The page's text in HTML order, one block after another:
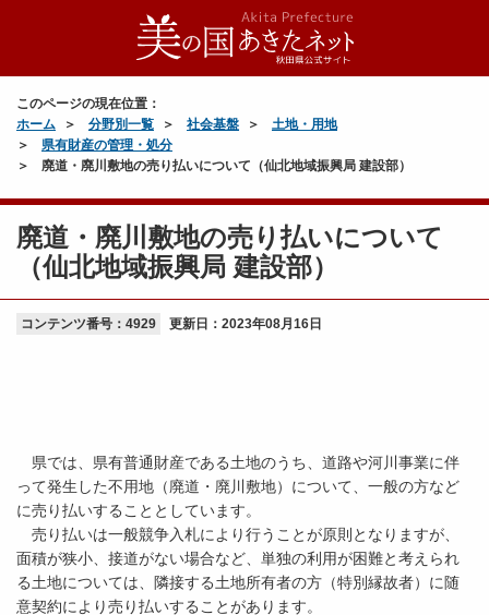
このページの現在位置：
ホーム
分野別一覧 社会基盤
土地・用地
県有財産の管理・処分
廃道・廃川敷地の売り払いについて（仙北地域振興局 建設部）
廃道・廃川敷地の売り払いについて
（仙北地域振興局 建設部）
コンテンツ番号：4929 更新日： 2023年08月16日
県では、県有普通財産である土地のうち、道路や河川事業に伴
って発生した不用地（廃道・廃川敷地）について、一般の方など
に売り払いすることとしています。
売り払いは一般競争入札により行うことが原則となりますが、
面積が狭小、接道がない場合など、単独の利用が困難と考えられ
る土地については、隣接する土地所有者の方（特別縁故者）に随
意契約により売り払いすることがあります。